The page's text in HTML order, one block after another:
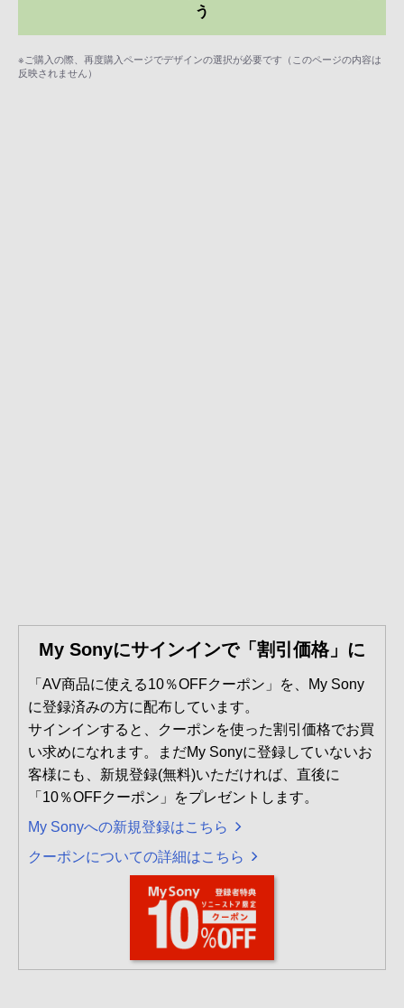
う
※ご購入の際、再度購入ページでデザインの選択が必要です（このページの内容は
反映されません）
My Sonyにサインインで「割引価格」に
「AV商品に使える10％OFFクーポン」を、My Sony
に登録済みの方に配布しています。
サインインすると、クーポンを使った割引価格でお買
い求めになれます。まだMy Sonyに登録していないお
客様にも、新規登録(無料)いただければ、直後に
「10％OFFクーポン」をプレゼントします。
My Sonyへの新規登録はこちら
クーポンについての詳細はこちら